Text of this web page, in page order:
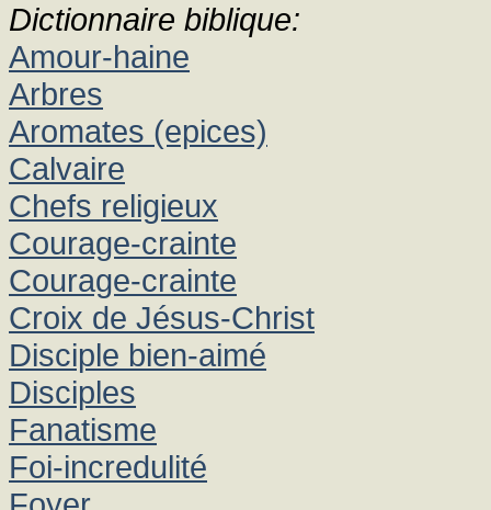
Dictionnaire biblique:
Amour-haine
Arbres
Aromates (epices)
Calvaire
Chefs religieux
Courage-crainte
Courage-crainte
Croix de Jésus-Christ
Disciple bien-aimé
Disciples
Fanatisme
Foi-incredulité